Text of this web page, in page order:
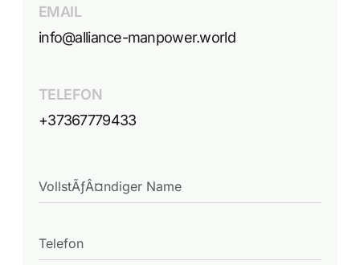
EMAIL
info@alliance-manpower.world
TELEFON
+37367779433